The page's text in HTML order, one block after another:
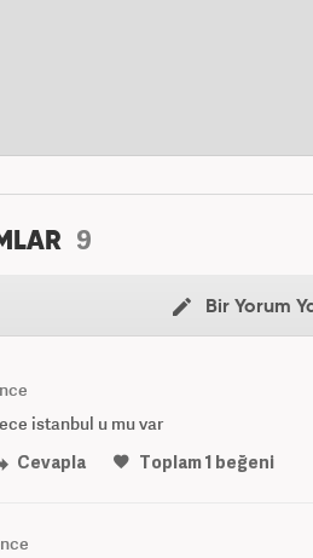
9
Bir Yorum
istanbul u mu var
Cevapla Toplam1 beğeni